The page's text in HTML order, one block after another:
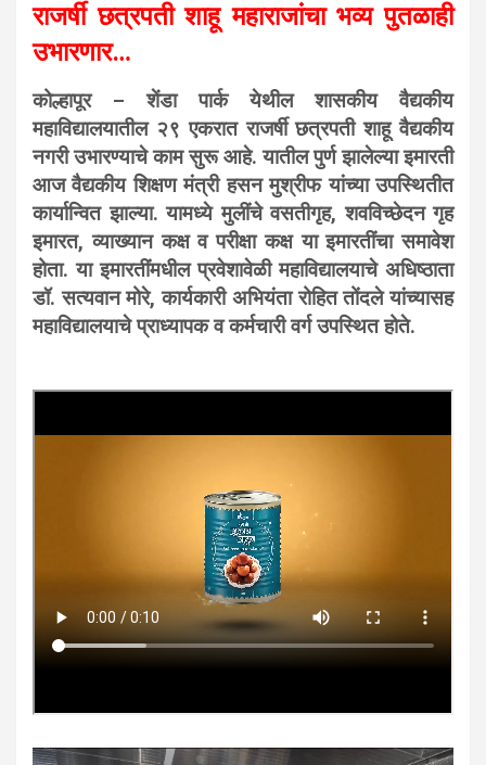
राजर्षी छत्रपती शाहू महाराजांचा भव्य पुतळाही
उभारणार…
कोल्हापूर – शेंडा पार्क येथील शासकीय वैद्यकीय
महाविद्यालयातील २९ एकरात राजर्षी छत्रपती शाहू वैद्यकीय
नगरी उभारण्याचे काम सुरू आहे. यातील पुर्ण झालेल्या इमारती
आज वैद्यकीय शिक्षण मंत्री हसन मुश्रीफ यांच्या उपस्थितीत
कार्यान्वित झाल्या. यामध्ये मुलींचे वसतीगृह, शवविच्छेदन गृह
इमारत, व्याख्यान कक्ष व परीक्षा कक्ष या इमारतींचा समावेश
होता. या इमारतींमधील प्रवेशावेळी महाविद्यालयाचे अधिष्ठाता
डॉ. सत्यवान मोरे, कार्यकारी अभियंता रोहित तोंदले यांच्यासह
महाविद्यालयाचे प्राध्यापक व कर्मचारी वर्ग उपस्थित होते.